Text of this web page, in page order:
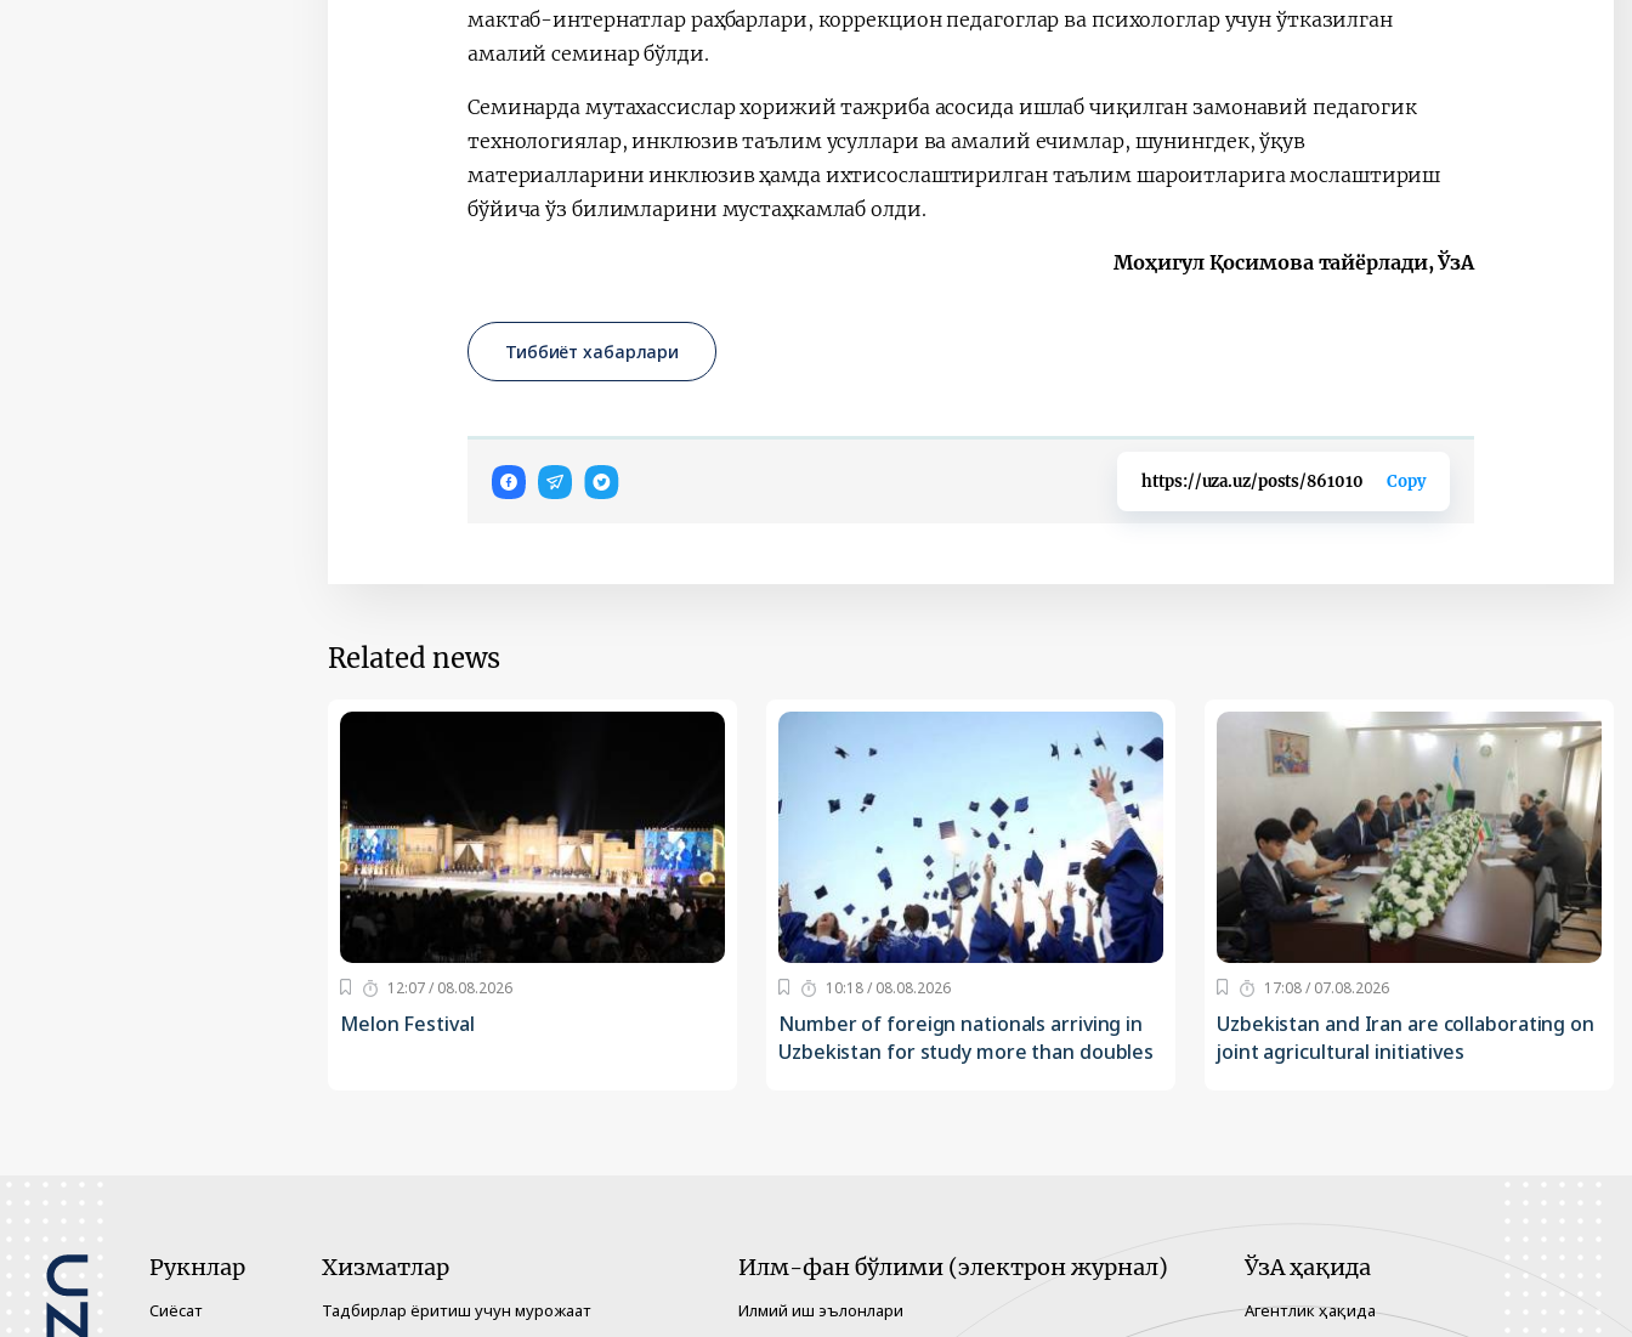
мактаб-интернатлар раҳбарлари, коррекцион педагоглар ва психологлар учун ўтказилган
амалий семинар бўлди.
Семинарда мутахассислар хорижий тажриба асосида ишлаб чиқилган замонавий педагогик
технологиялар, инклюзив таълим усуллари ва амалий ечимлар, шунингдек, ўқув
материалларини инклюзив ҳамда ихтисослаштирилган таълим шароитларига мослаштириш
бўйича ўз билимларини мустаҳкамлаб олди.
Моҳигул Қосимова тайёрлади, ЎзА
Тиббиёт хабарлари
https://uza.uz/posts/861010 Copy
Related news
12:07 / 08.08.2026
Melon Festival
10:18 / 08.08.2026
Number of foreign nationals arriving in
Uzbekistan for study more than doubles
17:08 / 07.08.2026
Uzbekistan and Iran are collaborating on
joint agricultural initiatives
Рукнлар
Сиёсат
Хизматлар
Тадбирлар ёритиш учун мурожаат
Илм-фан бўлими (электрон журнал)
Илмий иш эълонлари
ЎзА ҳақида
Агентлик ҳақида